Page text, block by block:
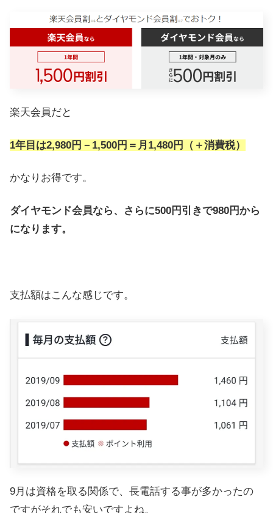
楽天会員だと
1年目は2,980円－1,500円＝月1,480円（＋消費税）
かなりお得です。
ダイヤモンド会員なら、さらに500円引きで980円から
になります。
支払額はこんな感じです。
9月は資格を取る関係で、長電話する事が多かったの
ですがそれでも安いですよね。